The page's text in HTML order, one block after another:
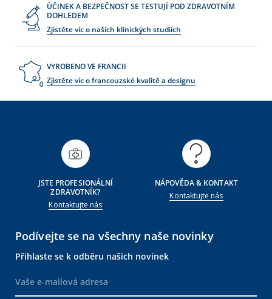
ÚČINEK A BEZPEČNOST SE TESTUJÍ POD ZDRAVOTNÍM
DOHLEDEM
Zjistěte víc o našich klinických studiích
VYROBENO VE FRANCII
Zjistěte víc o francouzské kvalitě a designu
JSTE PROFESIONÁLNÍ
ZDRAVOTNÍK?
Kontaktujte nás
NÁPOVĚDA & KONTAKT
Kontaktujte nás
Podívejte se na všechny naše novinky
Přihlaste se k odběru našich novinek